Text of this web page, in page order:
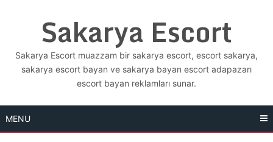
Sakarya Escort
Sakarya Escort muazzam bir sakarya escort, escort sakarya,
sakarya escort bayan ve sakarya bayan escort adapazarı
escort bayan reklamları sunar.
MENU